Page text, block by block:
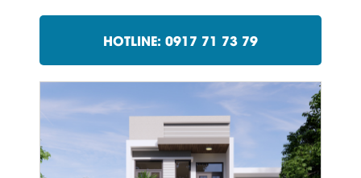
HOTLINE: 0917 71 73 79